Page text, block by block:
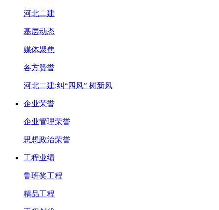
河北二建
基层动态
媒体聚焦
各方赞誉
河北二建:纠“四风” 树新风
企业荣誉
企业管理荣誉
思想政治荣誉
工程业绩
鲁班奖工程
精品工程